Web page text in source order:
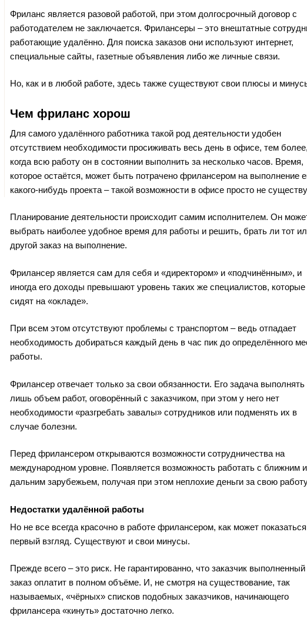
Фриланс является разовой работой, при этом долгосрочный договор с
работодателем не заключается. Фрилансеры – это внештатные
работающие удалённо. Для поиска заказов они используют интернет,
специальные сайты, газетные объявления либо же личные связи.
Но, как и в любой работе, здесь также существуют свои плюсы и
Чем фриланс хорош
Для самого удалённого работника такой род деятельности удобен
отсутствием необходимости просиживать весь день в офисе, тем более,
когда всю работу он в состоянии выполнить за несколько часов. Время,
которое остаётся, может быть потрачено фрилансером на выполнение
какого-нибудь проекта – такой возможности в офисе просто не
Планирование деятельности происходит самим исполнителем. Он
выбрать наиболее удобное время для работы и решить, брать ли тот
другой заказ на выполнение.
Фрилансер является сам для себя и «директором» и «подчинённым», и
иногда его доходы превышают уровень таких же специалистов, которые
сидят на «окладе».
При всем этом отсутствуют проблемы с транспортом – ведь отпадает
необходимость добираться каждый день в час пик до определённого
работы.
Фрилансер отвечает только за свои обязанности. Его задача выполнять
лишь объем работ, оговорённый с заказчиком, при этом у него нет
необходимости «разгребать завалы» сотрудников или подменять их в
случае болезни.
Перед фрилансером открываются возможности сотрудничества на
международном уровне. Появляется возможность работать с ближним и
дальним зарубежьем, получая при этом неплохие деньги за свою
Недостатки удалённой работы
Но не все всегда красочно в работе фрилансером, как может
первый взгляд. Существуют и свои минусы.
Прежде всего – это риск. Не гарантированно, что заказчик выполненный
заказ оплатит в полном объёме. И, не смотря на существование, так
называемых, «чёрных» списков подобных заказчиков, начинающего
фрилансера «кинуть» достаточно легко.